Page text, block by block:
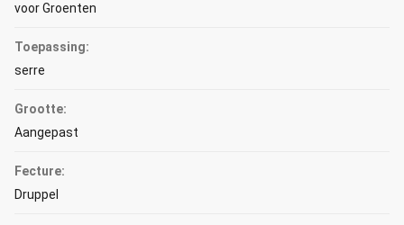
voor Groenten
Toepassing:
serre
Grootte:
Aangepast
Fecture:
Druppel